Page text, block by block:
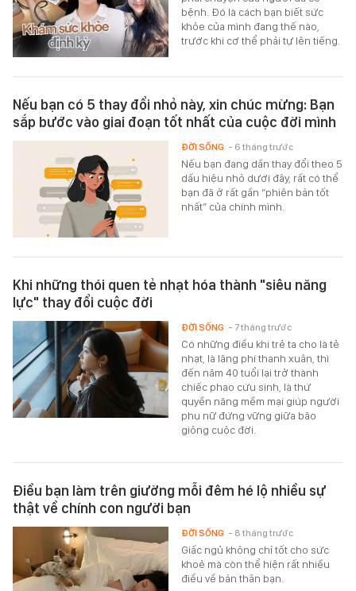
bệnh. Đó là cách bạn biết sức
khỏe của mình đang thế nào,
trước khi cơ thể phải tự lên tiếng.
Nếu bạn có 5 thay đổi nhỏ này, xin chúc mừng: Bạn
sắp bước vào giai đoạn tốt nhất của cuộc đời mình
Nếu bạn đang dần thay đổi theo 5
dấu hiệu nhỏ dưới đây, rất có thể
bạn đã ở rất gần “phiên bản tốt
nhất” của chính mình.
ĐỜI SỐNG - 6 tháng trước
Khi những thói quen tẻ nhạt hóa thành "siêu năng
lực" thay đổi cuộc đời
Có những điều khi trẻ ta cho là tẻ
nhạt, là lãng phí thanh xuân, thì
đến năm 40 tuổi lại trở thành
chiếc phao cứu sinh, là thứ
quyền năng mềm mại giúp người
phụ nữ đứng vững giữa bão
giông cuộc đời.
ĐỜI SỐNG - 7 tháng trước
Điều bạn làm trên giường mỗi đêm hé lộ nhiều sự
thật về chính con người bạn
Giấc ngủ không chỉ tốt cho sức
khoẻ mà còn thể hiện rất nhiều
điều về bản thân bạn.
ĐỜI SỐNG - 8 tháng trước